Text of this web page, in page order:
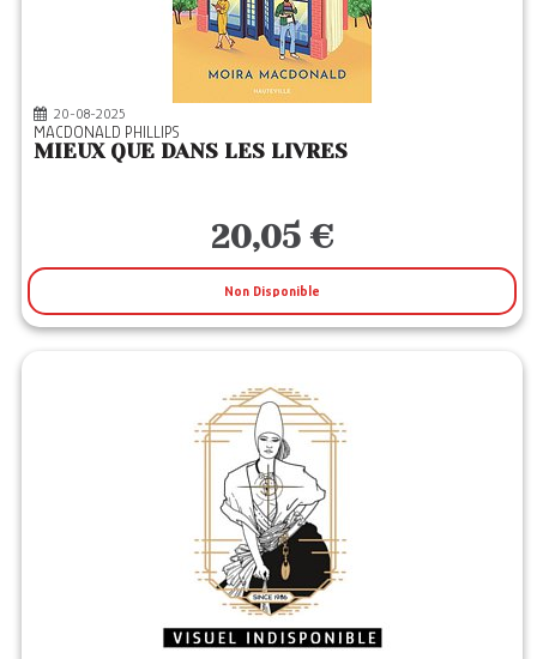
20-08-2025
MACDONALD PHILLIPS
MIEUX QUE DANS LES LIVRES
20,05 €
Non Disponible